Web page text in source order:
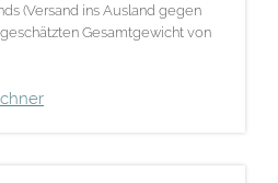
(Versand ins Ausland gegen
Gesamtgewicht von